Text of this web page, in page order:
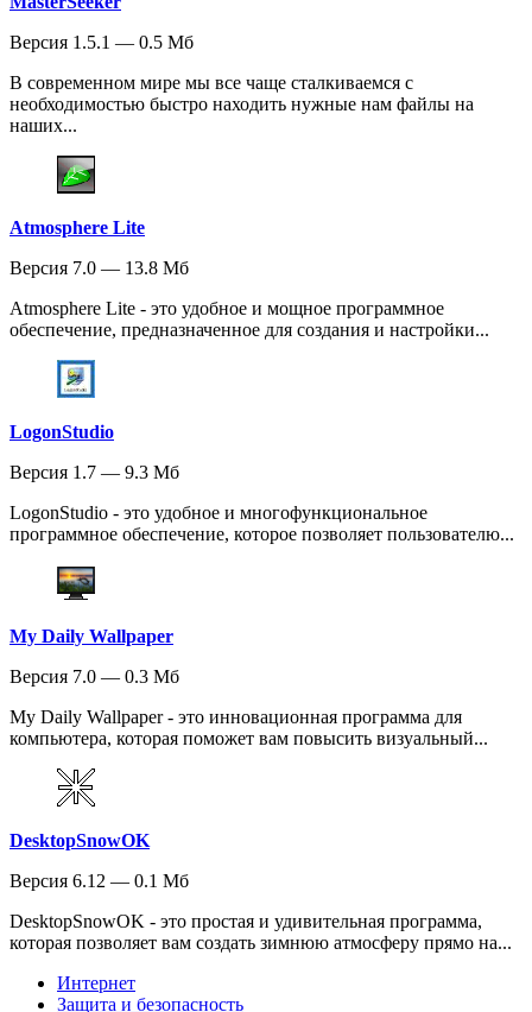
Версия 1.5.1 — 0.5 Мб
В современном мире мы все чаще сталкиваемся с
необходимостью быстро находить нужные нам файлы на
наших...
Atmosphere Lite
Версия 7.0 — 13.8 Мб
Atmosphere Lite - это удобное и мощное программное
обеспечение, предназначенное для создания и настройки...
LogonStudio
Версия 1.7 — 9.3 Мб
LogonStudio - это удобное и многофункциональное
программное обеспечение, которое позволяет пользователю...
My Daily Wallpaper
Версия 7.0 — 0.3 Мб
My Daily Wallpaper - это инновационная программа для
компьютера, которая поможет вам повысить визуальный...
DesktopSnowOK
Версия 6.12 — 0.1 Мб
DesktopSnowOK - это простая и удивительная программа,
которая позволяет вам создать зимнюю атмосферу прямо на...
Интернет
Защита и безопасность